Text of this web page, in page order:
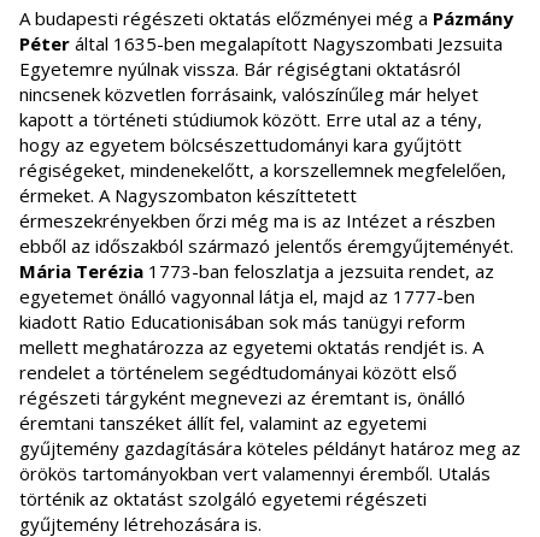
A budapesti régészeti oktatás előzményei még a Pázmány
Péter által 1635-ben megalapított Nagyszombati Jezsuita
Egyetemre nyúlnak vissza. Bár régiségtani oktatásról
nincsenek közvetlen forrásaink, valószínűleg már helyet
kapott a történeti stúdiumok között. Erre utal az a tény,
hogy az egyetem bölcsészettudományi kara gyűjtött
régiségeket, mindenekelőtt, a korszellemnek megfelelően,
érmeket. A Nagyszombaton készíttetett
érmeszekrényekben őrzi még ma is az Intézet a részben
ebből az időszakból származó jelentős éremgyűjteményét.
Mária Terézia 1773-ban feloszlatja a jezsuita rendet, az
egyetemet önálló vagyonnal látja el, majd az 1777-ben
kiadott Ratio Educationisában sok más tanügyi reform
mellett meghatározza az egyetemi oktatás rendjét is. A
rendelet a történelem segédtudományai között első
régészeti tárgyként megnevezi az éremtant is, önálló
éremtani tanszéket állít fel, valamint az egyetemi
gyűjtemény gazdagítására köteles példányt határoz meg az
örökös tartományokban vert valamennyi éremből. Utalás
történik az oktatást szolgáló egyetemi régészeti
gyűjtemény létrehozására is.